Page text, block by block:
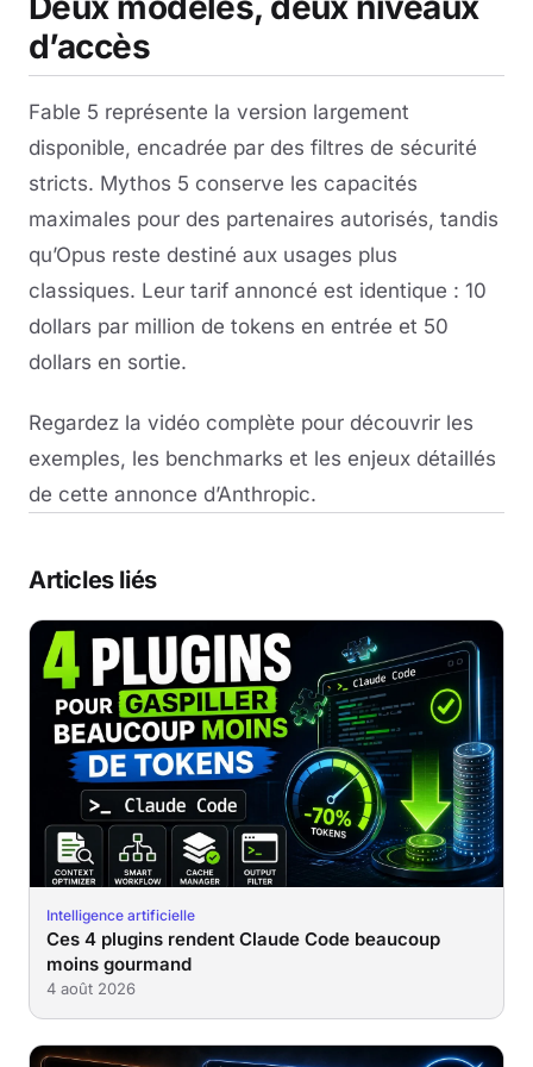
d’accès
Fable 5 représente la version largement
disponible, encadrée par des filtres de sécurité
stricts. Mythos 5 conserve les capacités
maximales pour des partenaires autorisés, tandis
qu’Opus reste destiné aux usages plus
classiques. Leur tarif annoncé est identique : 10
dollars par million de tokens en entrée et 50
dollars en sortie.
Regardez la vidéo complète pour découvrir les
exemples, les benchmarks et les enjeux détaillés
de cette annonce d’Anthropic.
Articles liés
Intelligence artificielle
Ces 4 plugins rendent Claude Code beaucoup
moins gourmand
4 août 2026